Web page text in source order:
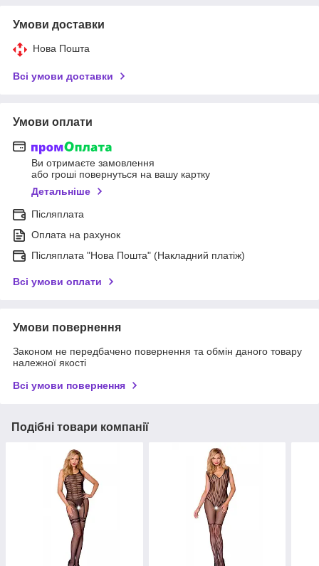
Умови доставки
Нова Пошта
Всі умови доставки
Умови оплати
Ви отримаєте замовлення
або гроші повернуться на вашу картку
Детальніше
Післяплата
Оплата на рахунок
Післяплата "Нова Пошта" (Накладний платіж)
Всі умови оплати
Умови повернення
Законом не передбачено повернення та обмін даного товару
належної якості
Всі умови повернення
Подібні товари компанії